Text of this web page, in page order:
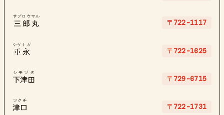
三郎丸
サブロウマル
〒722-1117
重永
シゲナガ
〒722-1625
下津田
シモヅタ
〒729-6715
津口
ツクチ
〒722-1731